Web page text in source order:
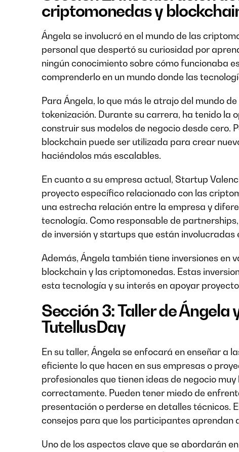
criptomonedas y
Ángela se involucró en el mundo de las
personal que despertó su curiosidad por
ningún conocimiento sobre cómo funcionaba
comprenderlo en un mundo donde las
Para Ángela, lo que más le atrajo del mundo
tokenización. Durante su carrera, ha tenido la
construir sus modelos de negocio desde cero.
blockchain puede ser utilizada para crear
haciéndolos más escalables.
En cuanto a su empresa actual, Startup
proyecto específico relacionado con las
una estrecha relación entre la empresa y
tecnología. Como responsable de
de inversión y startups que están
Además, Ángela también tiene inversiones en
blockchain y las criptomonedas. Estas
esta tecnología y su interés en apoyar
Sección 3: Taller de Ángela
TutellusDay
En su taller, Ángela se enfocará en enseñar a
eficiente lo que hacen en sus empresas o
profesionales que tienen ideas de negocio
correctamente. Pueden tener miedo de
presentación o perderse en detalles técnicos.
consejos para que los participantes aprendan
Uno de los aspectos clave que se abordarán